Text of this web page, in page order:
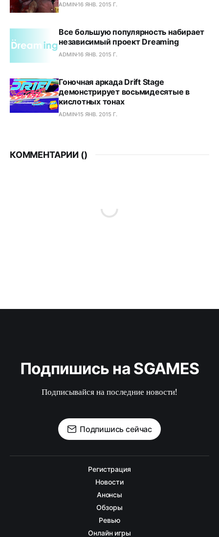
ADMIN16 ЯНВ. 2015 Г.
Все большую популярность набирает
независимый проект Dreaming
ADMIN16 ЯНВ. 2015 Г.
Гоночная аркада Drift Stage
демонстрирует восьмидесятые в
кислотных тонах
ADMIN15 ЯНВ. 2015 Г.
КОММЕНТАРИИ ()
Подпишись на SGAMES
Подписывайся на последние новости!
Подпишись сейчас
Регистрация
Новости
Анонсы
Обзоры
Ревью
Онлайн игры